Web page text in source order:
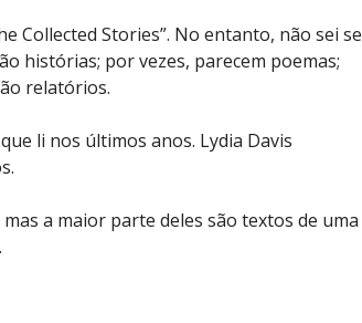
Collected Stories”. No entanto, não sei se
histórias; por vezes, parecem poemas;
relatórios.
li nos últimos anos. Lydia Davis
a maior parte deles são textos de uma